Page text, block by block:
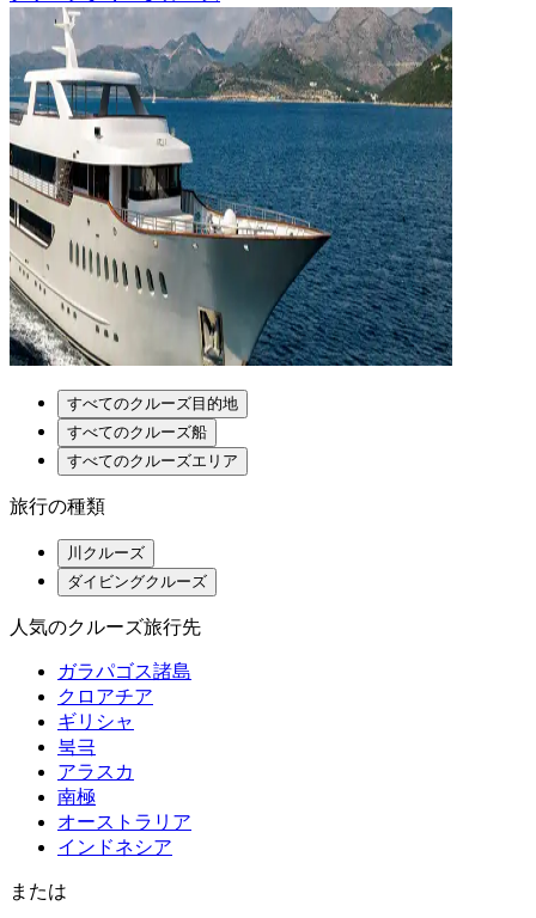
すべてのクルーズ目的地
すべてのクルーズ船
すべてのクルーズエリア
旅行の種類
川クルーズ
ダイビングクルーズ
人気のクルーズ旅行先
ガラパゴス諸島
クロアチア
ギリシャ
북극
アラスカ
南極
オーストラリア
インドネシア
または